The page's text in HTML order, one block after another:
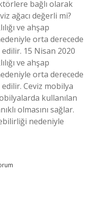
bağlı olarak
ağacı değerli mi?
ve ahşap
orta derecede
15 Nisan 2020
ve ahşap
orta derecede
Ceviz mobilya
kullanılan
olmasını sağlar.
nedeniyle